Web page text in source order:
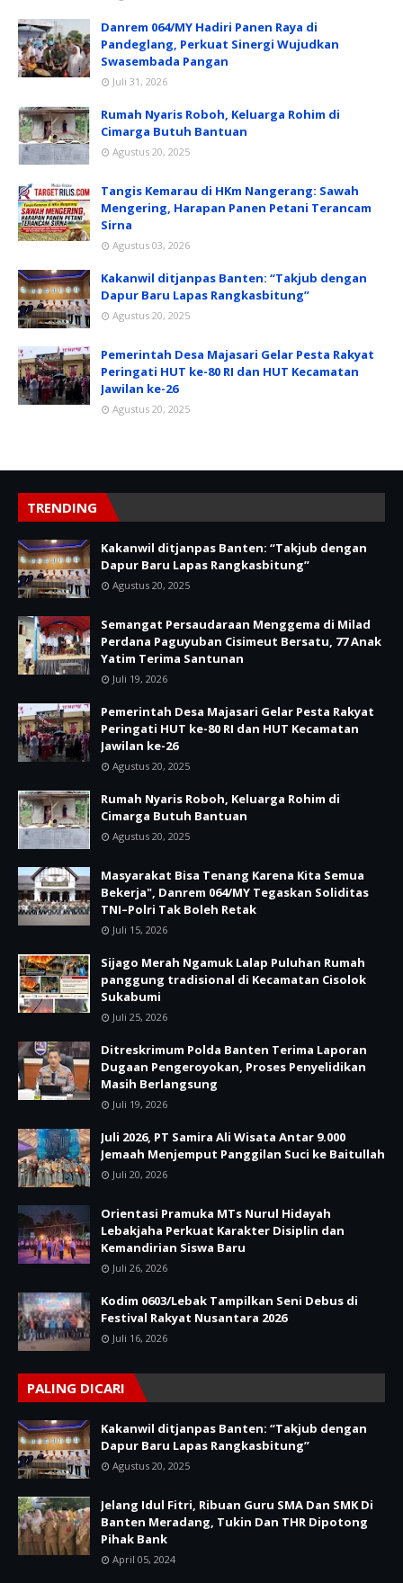
Danrem 064/MY Hadiri Panen Raya di
Pandeglang, Perkuat Sinergi Wujudkan
Swasembada Pangan
Juli 31, 2026
Rumah Nyaris Roboh, Keluarga Rohim di
Cimarga Butuh Bantuan
Agustus 20, 2025
Tangis Kemarau di HKm Nangerang: Sawah
Mengering, Harapan Panen Petani Terancam
Sirna
Agustus 03, 2026
Kakanwil ditjanpas Banten: “Takjub dengan
Dapur Baru Lapas Rangkasbitung”
Agustus 20, 2025
Pemerintah Desa Majasari Gelar Pesta Rakyat
Peringati HUT ke-80 RI dan HUT Kecamatan
Jawilan ke-26
Agustus 20, 2025
TRENDING
Kakanwil ditjanpas Banten: “Takjub dengan
Dapur Baru Lapas Rangkasbitung”
Agustus 20, 2025
Semangat Persaudaraan Menggema di Milad
Perdana Paguyuban Cisimeut Bersatu, 77 Anak
Yatim Terima Santunan
Juli 19, 2026
Pemerintah Desa Majasari Gelar Pesta Rakyat
Peringati HUT ke-80 RI dan HUT Kecamatan
Jawilan ke-26
Agustus 20, 2025
Rumah Nyaris Roboh, Keluarga Rohim di
Cimarga Butuh Bantuan
Agustus 20, 2025
Masyarakat Bisa Tenang Karena Kita Semua
Bekerja", Danrem 064/MY Tegaskan Soliditas
TNI–Polri Tak Boleh Retak
Juli 15, 2026
Sijago Merah Ngamuk Lalap Puluhan Rumah
panggung tradisional di Kecamatan Cisolok
Sukabumi
Juli 25, 2026
Ditreskrimum Polda Banten Terima Laporan
Dugaan Pengeroyokan, Proses Penyelidikan
Masih Berlangsung
Juli 19, 2026
Juli 2026, PT Samira Ali Wisata Antar 9.000
Jemaah Menjemput Panggilan Suci ke Baitullah
Juli 20, 2026
Orientasi Pramuka MTs Nurul Hidayah
Lebakjaha Perkuat Karakter Disiplin dan
Kemandirian Siswa Baru
Juli 26, 2026
Kodim 0603/Lebak Tampilkan Seni Debus di
Festival Rakyat Nusantara 2026
Juli 16, 2026
PALING DICARI
Kakanwil ditjanpas Banten: “Takjub dengan
Dapur Baru Lapas Rangkasbitung”
Agustus 20, 2025
Jelang Idul Fitri, Ribuan Guru SMA Dan SMK Di
Banten Meradang, Tukin Dan THR Dipotong
Pihak Bank
April 05, 2024